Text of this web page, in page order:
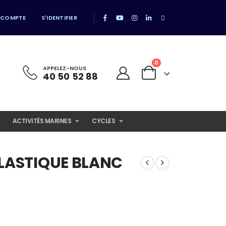
S'IDENTIFIER
APPELEZ-NOUS
40 50 52 88
0
ACTIVITÉS MARINES CYCLES
BLANC